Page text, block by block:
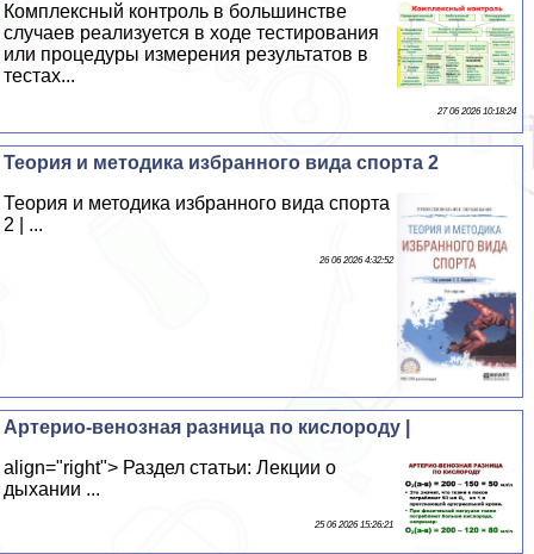
Комплексный контроль в большинстве
случаев реализуется в ходе тестирования
или процедуры измерения результатов в
тестах...
27 06 2026 10:18:24
Теория и методика избранного вида спорта 2
Теория и методика избранного вида спорта
2 | ...
26 06 2026 4:32:52
Артерио-венозная разница по кислороду |
align="right"> Раздел статьи: Лекции о
дыхании ...
25 06 2026 15:26:21